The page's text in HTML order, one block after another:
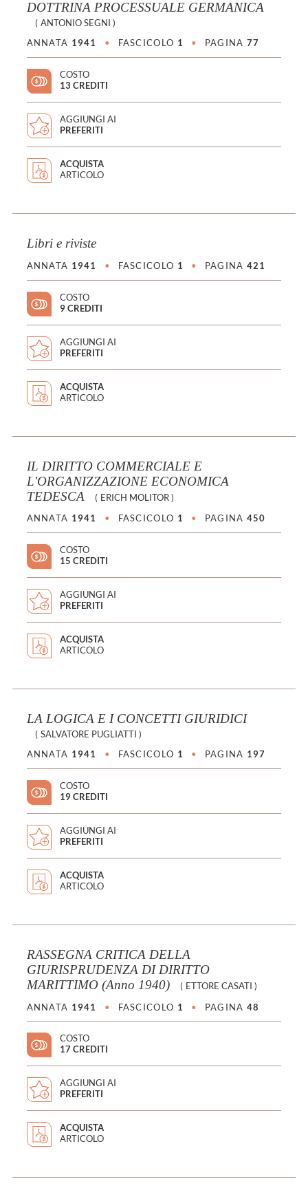
DOTTRINA PROCESSUALE GERMANICA
( ANTONIO SEGNI )
ANNATA 1941 • FASCICOLO 1 • PAGINA 77
COSTO
13 CREDITI
AGGIUNGI AI
PREFERITI
ACQUISTA
ARTICOLO
Libri e riviste
ANNATA 1941 • FASCICOLO 1 • PAGINA 421
COSTO
9 CREDITI
AGGIUNGI AI
PREFERITI
ACQUISTA
ARTICOLO
IL DIRITTO COMMERCIALE E
L'ORGANIZZAZIONE ECONOMICA
TEDESCA
( ERICH MOLITOR )
ANNATA 1941 • FASCICOLO 1 • PAGINA 450
COSTO
15 CREDITI
AGGIUNGI AI
PREFERITI
ACQUISTA
ARTICOLO
LA LOGICA E I CONCETTI GIURIDICI
( SALVATORE PUGLIATTI )
ANNATA 1941 • FASCICOLO 1 • PAGINA 197
COSTO
19 CREDITI
AGGIUNGI AI
PREFERITI
ACQUISTA
ARTICOLO
RASSEGNA CRITICA DELLA
GIURISPRUDENZA DI DIRITTO
MARITTIMO (Anno 1940)
( ETTORE CASATI )
ANNATA 1941 • FASCICOLO 1 • PAGINA 48
COSTO
17 CREDITI
AGGIUNGI AI
PREFERITI
ACQUISTA
ARTICOLO